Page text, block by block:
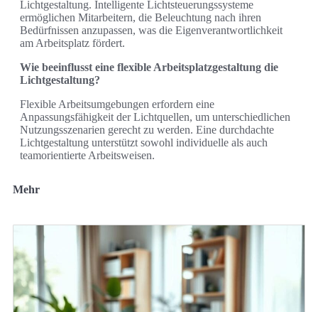
Lichtgestaltung. Intelligente Lichtsteuerungssysteme
ermöglichen Mitarbeitern, die Beleuchtung nach ihren
Bedürfnissen anzupassen, was die Eigenverantwortlichkeit
am Arbeitsplatz fördert.
Wie beeinflusst eine flexible Arbeitsplatzgestaltung die
Lichtgestaltung?
Flexible Arbeitsumgebungen erfordern eine
Anpassungsfähigkeit der Lichtquellen, um unterschiedlichen
Nutzungsszenarien gerecht zu werden. Eine durchdachte
Lichtgestaltung unterstützt sowohl individuelle als auch
teamorientierte Arbeitsweisen.
Mehr